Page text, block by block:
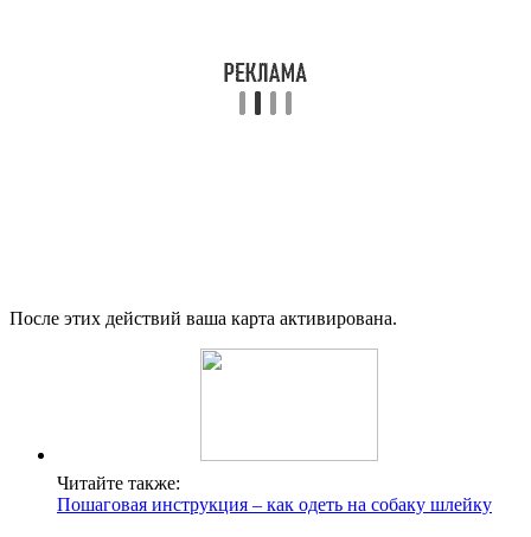
После этих действий ваша карта активирована.
Читайте также:
Пошаговая инструкция – как одеть на собаку шлейку